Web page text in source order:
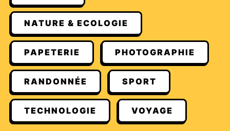
NATURE & ECOLOGIE
PAPETERIE PHOTOGRAPHIE
RANDONNÉE SPORT
TECHNOLOGIE VOYAGE